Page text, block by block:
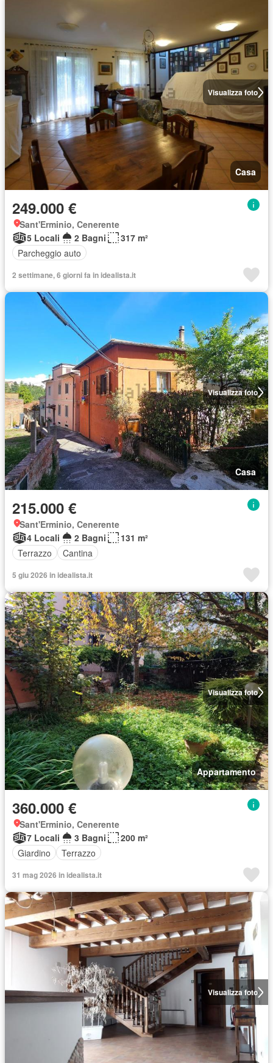
Visualizza foto
Casa
249.000 €
Sant'Erminio, Cenerente
5 Locali
2 Bagni
317 m²
Parcheggio auto
2 settimane, 6 giorni fa in idealista.it
Visualizza foto
Casa
215.000 €
Sant'Erminio, Cenerente
4 Locali
2 Bagni
131 m²
Terrazzo
Cantina
5 giu 2026 in idealista.it
Visualizza foto
Appartamento
360.000 €
Sant'Erminio, Cenerente
7 Locali
3 Bagni
200 m²
Giardino
Terrazzo
31 mag 2026 in idealista.it
Visualizza foto